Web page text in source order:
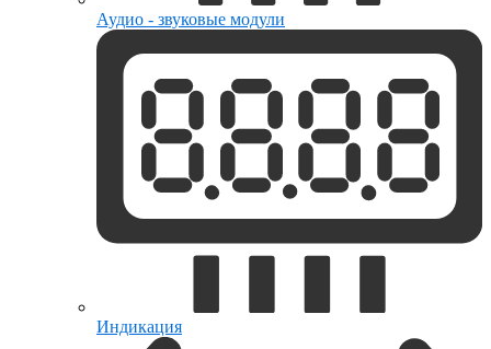
Аудио - звуковые модули
Индикация